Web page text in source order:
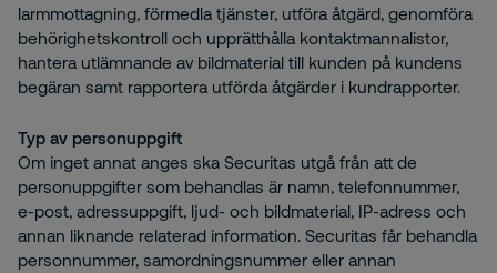
larmmottagning, förmedla tjänster, utföra åtgärd, genomföra
behörighetskontroll och upprätthålla kontaktmannalistor,
hantera utlämnande av bildmaterial till kunden på kundens
begäran samt rapportera utförda åtgärder i kundrapporter.
Typ av personuppgift
Om inget annat anges ska Securitas utgå från att de
personuppgifter som behandlas är namn, telefonnummer,
e-post, adressuppgift, ljud- och bildmaterial, IP-adress och
annan liknande relaterad information. Securitas får behandla
personnummer, samordningsnummer eller annan